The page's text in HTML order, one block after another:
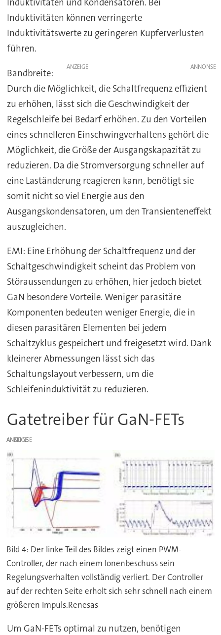
Induktivitäten können verringerte
Induktivitätswerte zu geringeren Kupferverlusten
führen.
ANZEIGE
Bandbreite:
Durch die Möglichkeit, die Schaltfrequenz effizient
zu erhöhen, lässt sich die Geschwindigkeit der
Regelschleife bei Bedarf erhöhen. Zu den Vorteilen
eines schnelleren Einschwingverhaltens gehört die
Möglichkeit, die Größe der Ausgangskapazität zu
reduzieren. Da die Stromversorgung schneller auf
eine Laständerung reagieren kann, benötigt sie
somit nicht so viel Energie aus den
Ausgangskondensatoren, um den Transienteneffekt
auszugleichen.
EMI: Eine Erhöhung der Schaltfrequenz und der
Schaltgeschwindigkeit scheint das Problem von
Störaussendungen zu erhöhen, hier jedoch bietet
GaN besondere Vorteile. Weniger parasitäre
Komponenten bedeuten weniger Energie, die in
diesen parasitären Elementen bei jedem
Schaltzyklus gespeichert und freigesetzt wird. Dank
kleinerer Abmessungen lässt sich das
Schaltungslayout verbessern, um die
Schleifeninduktivität zu reduzieren.
Gatetreiber für GaN-FETs
ANZEIGE
Bild 4: Der linke Teil des Bildes zeigt einen PWM-
Controller, der nach einem Ionenbeschuss sein
Regelungsverhalten vollständig verliert. Der Controller
auf der rechten Seite erholt sich sehr schnell nach einem
größeren Impuls.Renesas
Um GaN-FETs optimal zu nutzen, benötigen